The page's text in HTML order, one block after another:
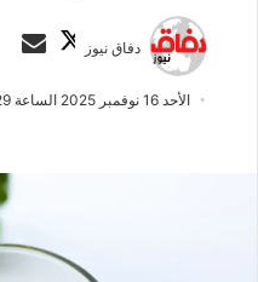
دفاق نيوز
ت
ب
X
س
ر
د
الأحد 16 نوفمبر 2025 الساعة 5:29 ص